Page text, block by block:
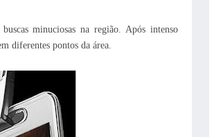
minuciosas na região. Após intenso
diferentes pontos da área.